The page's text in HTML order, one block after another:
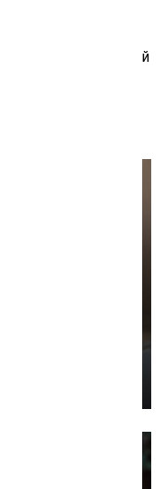
общем, следовать
которая у уже
гулаговской
– верить» мы
на самом деле
землей.